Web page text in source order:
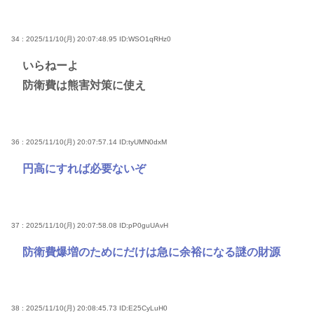
34 : 2025/11/10(月) 20:07:48.95 ID:WSO1qRHz0
いらねーよ
防衛費は熊害対策に使え
36 : 2025/11/10(月) 20:07:57.14 ID:tyUMN0dxM
円高にすれば必要ないぞ
37 : 2025/11/10(月) 20:07:58.08 ID:pP0guUAvH
防衛費爆増のためにだけは急に余裕になる謎の財源
38 : 2025/11/10(月) 20:08:45.73 ID:E25CyLuH0